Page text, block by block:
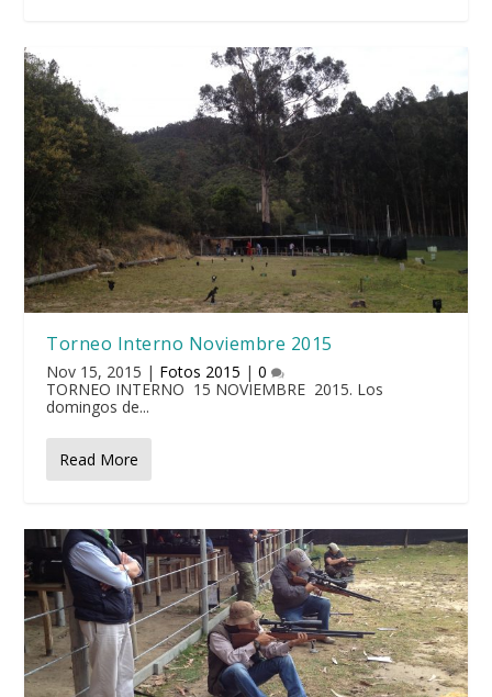
Torneo Interno Noviembre 2015
Nov 15, 2015 | Fotos 2015 |0
TORNEO INTERNO 15 NOVIEMBRE 2015. Los
domingos de...
Read More